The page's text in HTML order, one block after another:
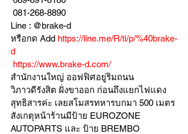
081-268-8890
Line : @brake-d
หรือกด Add https://line.me/R/ti/p/%40brake-
d
https://www.brake-d.com/
สำนักงานใหญ่ ออฟฟิศอยู่ริมถนน
วิภาวดีรังสิต ฝั่งขาออก ก่อนถึงแยกไฟแดง
สุทธิสารค่ะ เลยสโมสรทหารบกมา 500 เมตร
สังเกตุหน้าร้านมีป้าย EUROZONE
AUTOPARTS และ ป้าย BREMBO